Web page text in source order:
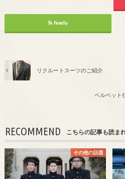
feedly
リクルートスーツのご紹介
ベルベット
RECOMMEND こちらの記事も読ま
その他の話題